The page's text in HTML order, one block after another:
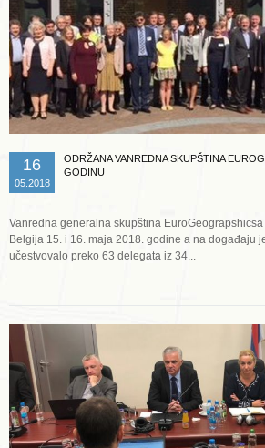
16
05.2018
ODRŽANA VANREDNA SKUPŠTINA
GODINU
Vanredna generalna skupština
Belgija 15. i 16. maja 2018. godine a na događaju
učestvovalo preko 63 delegata iz 34...Opširnije ...